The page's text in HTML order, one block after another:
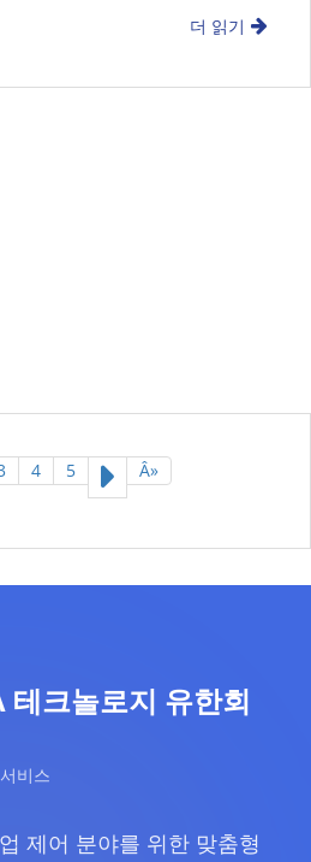
더 읽기
4 5 Â»
테크놀로지 유한회
비스
제어 분야를 위한 맞춤형